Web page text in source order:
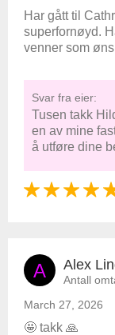
Har gått til
superfornøyd.
venner som
Svar fra eier:
Tusen takk
en av mine
å utføre dine
A Alex
Antall
March 27, 2026
🤩 takk 🙏